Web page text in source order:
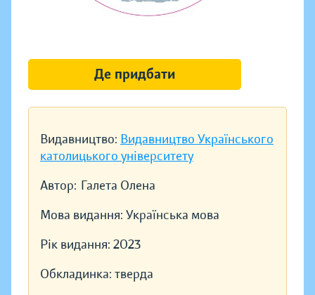
Видавництво: Видавництво Українського
католицького університету
Автор: Галета Олена
Мова видання: Українська мова
Рік видання: 2023
Обкладинка: тверда
Де придбати